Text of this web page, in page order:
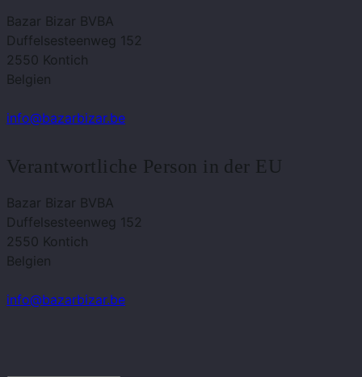
Bazar Bizar BVBA
Duffelsesteenweg 152
2550 Kontich
Belgien
info@bazarbizar.be
Verantwortliche Person in der EU
Bazar Bizar BVBA
Duffelsesteenweg 152
2550 Kontich
Belgien
info@bazarbizar.be